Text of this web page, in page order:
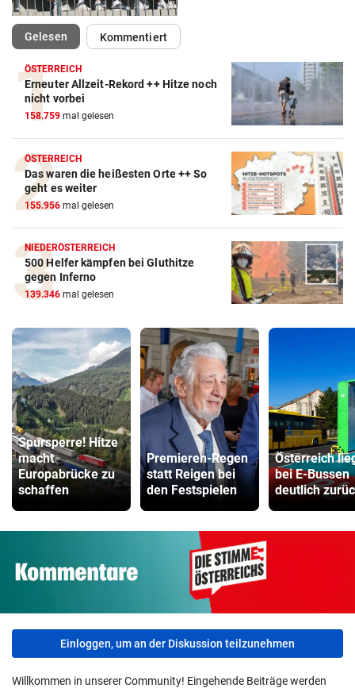
Gelesen(ausgewählt)Kommentiert
ÖSTERREICH
Erneuter Allzeit-Rekord ++ Hitze noch
nicht vorbei
158.759 mal gelesen
ÖSTERREICH
Das waren die heißesten Orte ++ So
geht es weiter
155.956 mal gelesen
NIEDERÖSTERREICH
500 Helfer kämpfen bei Gluthitze
gegen Inferno
139.346 mal gelesen
Spursperre! Hitze
macht
Europabrücke zu
schaffen
Premieren-Regen
statt Reigen bei
den Festspielen
Österreich
bei E-Bussen
deutlich
Einloggen, um an der Diskussion teilzunehmen
Willkommen in unserer Community! Eingehende Beiträge werden